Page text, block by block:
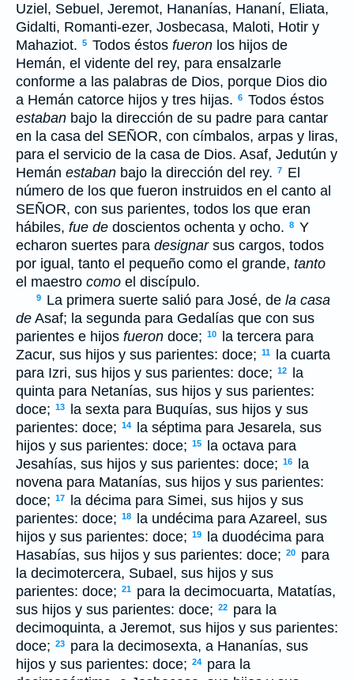
Uziel, Sebuel, Jeremot, Hananías, Hananí, Eliata,
Gidalti, Romanti-ezer, Josbecasa, Maloti, Hotir y
Mahaziot. 5 Todos éstos fueron los hijos de
Hemán, el vidente del rey, para ensalzarle
conforme a las palabras de Dios, porque Dios dio
a Hemán catorce hijos y tres hijas. 6 Todos éstos
estaban bajo la dirección de su padre para cantar
en la casa del SEÑOR, con címbalos, arpas y liras,
para el servicio de la casa de Dios. Asaf, Jedutún y
Hemán estaban bajo la dirección del rey. 7
El
número de los que fueron instruidos en el canto al
SEÑOR, con sus parientes, todos los que eran
hábiles, fue de doscientos ochenta y ocho. 8 Y
echaron suertes para designarsus cargos, todos
por igual, tanto el pequeño como el grande, tanto
el maestro como el discípulo.
9 La primera suerte salió para José, de la casa
de Asaf; la segunda para Gedalías que con sus
parientes e hijos fueron doce; 10
la tercera para
Zacur, sus hijos y sus parientes: doce; 11
la cuarta
para Izri, sus hijos y sus parientes: doce; 12
la
quinta para Netanías, sus hijos y sus parientes:
doce; 13
la sexta para Buquías, sus hijos y sus
parientes: doce; 14
la séptima para Jesarela, sus
hijos y sus parientes: doce; 15
la octava para
Jesahías, sus hijos y sus parientes: doce; 16
la
novena para Matanías, sus hijos y sus parientes:
doce; 17
la décima para Simei, sus hijos y sus
parientes: doce; 18
la undécima para Azareel, sus
hijos y sus parientes: doce; 19
la duodécima para
Hasabías, sus hijos y sus parientes: doce; 20
para
la decimotercera, Subael, sus hijos y sus
parientes: doce; 21
para la decimocuarta, Matatías,
sus hijos y sus parientes: doce; 22
para la
decimoquinta, a Jeremot, sus hijos y sus parientes:
doce; 23
para la decimosexta, a Hananías, sus
hijos y sus parientes: doce; 24
para la